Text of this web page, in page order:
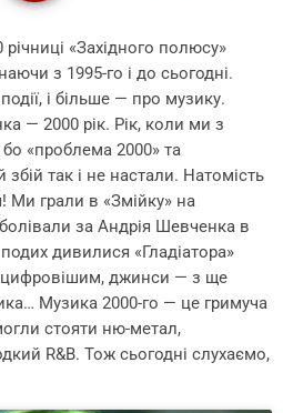
«Західного полюсу»
з 1995-го і до сьогодні.
і більше — про музику.
— 2000 рік. Рік, коли ми з
«проблема 2000» та
так і не настали. Натомість
Ми грали в «Змійку» на
за Андрія Шевченка в
дивилися «Гладіатора»
цифровішим, джинси — з ще
Музика 2000-го — це гримуча
стояти ню-метал,
R&B. Тож сьогодні слухаємо,